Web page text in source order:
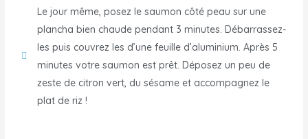
Le jour même, posez le saumon côté peau sur une
plancha bien chaude pendant 3 minutes. Débarrassez-
les puis couvrez les d’une feuille d’aluminium. Après 5
minutes votre saumon est prêt. Déposez un peu de
zeste de citron vert, du sésame et accompagnez le
plat de riz !